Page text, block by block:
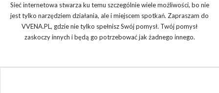
Sieć internetowa stwarza ku temu szczególnie wiele możliwości, bo nie
jest tylko narzędziem działania, ale i miejscem spotkań. Zapraszam do
VVENA.PL, gdzie nie tylko spełnisz Swój pomysł. Twój pomysł
zaskoczy innych i będą go potrzebować jak żadnego innego.